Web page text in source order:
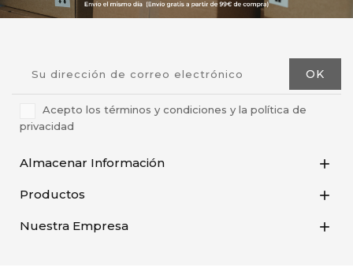
Acepto los términos y condiciones y la política de
privacidad
Almacenar Información 
Productos 
Nuestra Empresa 